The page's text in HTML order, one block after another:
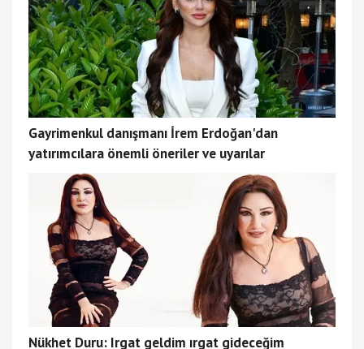
Gayrimenkul danışmanı İrem Erdoğan'dan
yatırımcılara önemli öneriler ve uyarılar
Nükhet Duru: Irgat geldim ırgat gideceğim